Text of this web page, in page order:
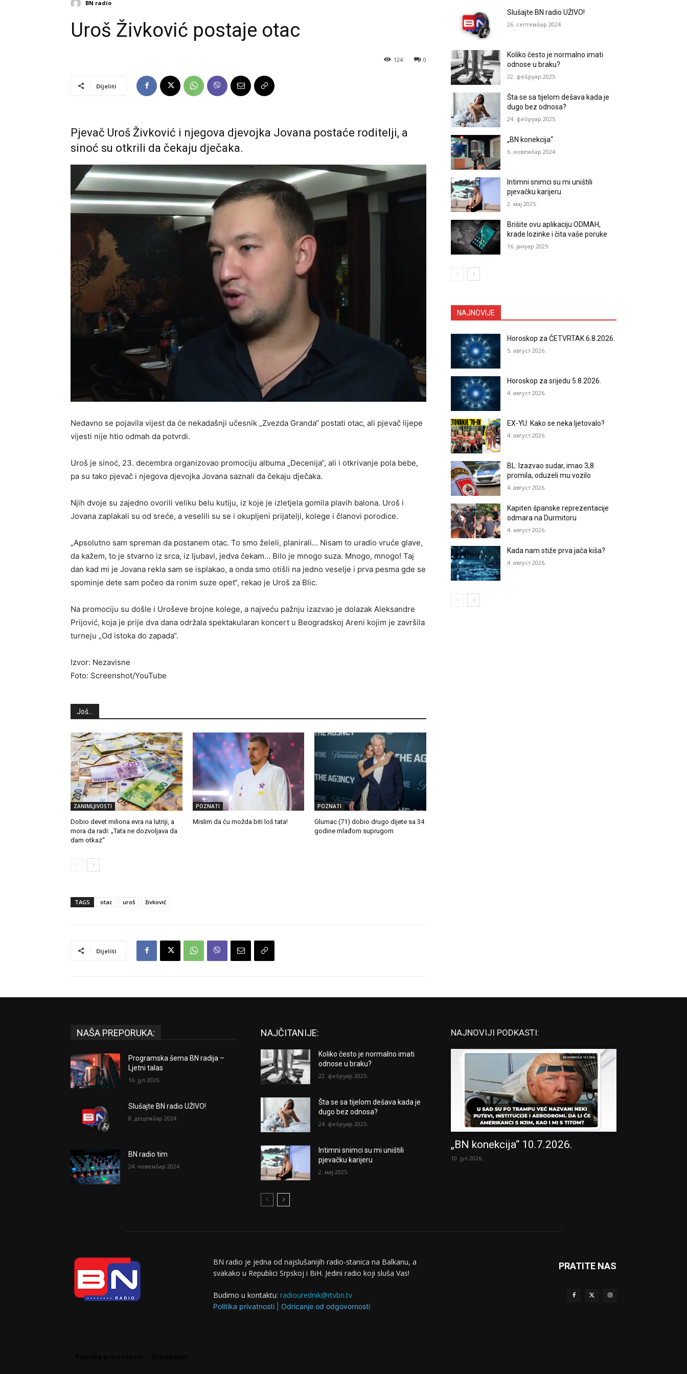
BN radio
Uroš Živković postaje otac
0
124
Dijeliti
Pjevač Uroš Živković i njegova djevojka Jovana postaće roditelji, a
sinoć su otkrili da čekaju dječaka.
Nedavno se pojavila vijest da će nekadašnji učesnik „Zvezda Granda“ postati otac, ali pjevač lijepe
vijesti nije htio odmah da potvrdi.
Uroš je sinoć, 23. decembra organizovao promociju albuma „Decenija“, ali i otkrivanje pola bebe,
pa su tako pjevač i njegova djevojka Jovana saznali da čekaju dječaka.
Njih dvoje su zajedno ovorili veliku belu kutiju, iz koje je izletjela gomila plavih balona. Uroš i
Jovana zaplakali su od sreće, a veselili su se i okupljeni prijatelji, kolege i članovi porodice.
„Apsolutno sam spreman da postanem otac. To smo želeli, planirali… Nisam to uradio vruće glave,
da kažem, to je stvarno iz srca, iz ljubavi, jedva čekam… Bilo je mnogo suza. Mnogo, mnogo! Taj
dan kad mi je Jovana rekla sam se isplakao, a onda smo otišli na jedno veselje i prva pesma gde se
spominje dete sam počeo da ronim suze opet“, rekao je Uroš za Blic.
Na promociju su došle i Uroševe brojne kolege, a najveću pažnju izazvao je dolazak Aleksandre
Prijović, koja je prije dva dana održala spektakularan koncert u Beogradskoj Areni kojim je završila
turneju „Od istoka do zapada“.
Izvor: Nezavisne
Foto: Screenshot/YouTube
Još...
ZANIMLJIVOSTI
Dobio devet miliona evra na lutriji, a
mora da radi: „Tata ne dozvoljava da
dam otkaz“
POZNATI
Mislim da ću možda biti loš tata!
POZNATI
Glumac (71) dobio drugo dijete sa 34
godine mlađom suprugom
TAGS otac uroš živković
Dijeliti
Slušajte BN radio UŽIVO!
26. септембар 2024.
Koliko često je normalno imati
odnose u braku?
22. фебруар 2025.
Šta se sa tijelom dešava kada je
dugo bez odnosa?
24. фебруар 2025.
„BN konekcija“
6. новембар 2024.
Intimni snimci su mi uništili
pjevačku karijeru
2. мај 2025.
Brišite ovu aplikaciju ODMAH,
krade lozinke i čita vaše poruke
16. јануар 2025.
NAJNOVIJE
Horoskop za ČETVRTAK 6.8.2026.
5. август 2026.
Horoskop za srijedu 5.8.2026.
4. август 2026.
EX-YU: Kako se neka ljetovalo?
4. август 2026.
BL: Izazvao sudar, imao 3,8
promila, oduzeli mu vozilo
4. август 2026.
Kapiten španske reprezentacije
odmara na Durmitoru
4. август 2026.
Kada nam stiže prva jača kiša?
4. август 2026.
NAŠA PREPORUKA:
Programska šema BN radija –
Ljetni talas
16. јул 2026.
Slušajte BN radio UŽIVO!
8. децембар 2024.
BN radio tim
24. новембар 2024.
NAJČITANIJE:
Koliko često je normalno imati
odnose u braku?
22. фебруар 2025.
Šta se sa tijelom dešava kada je
dugo bez odnosa?
24. фебруар 2025.
Intimni snimci su mi uništili
pjevačku karijeru
2. мај 2025.
NAJNOVIJI PODKASTI:
„BN konekcija“ 10.7.2026.
10. јул 2026.
BN radio je jedna od najslušanijih radio-stanica na Balkanu, a
svakako u Republici Srpskoj i BiH. Jedini radio koji sluša Vas!
Budimo u kontaktu: radiourednik@rtvbn.tv
Politika privatnosti Odricanje od odgovornosti
PRATITE NAS